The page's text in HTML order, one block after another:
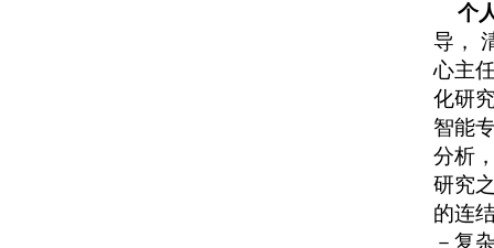
个
导，
心主
化研
智能
分析
研究
的连
－复